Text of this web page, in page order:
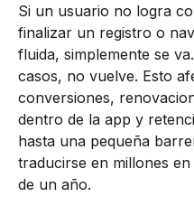
Si un usuario no logra
finalizar un registro o
fluida, simplemente se
casos, no vuelve. Esto
conversiones,
dentro de la app y
hasta una pequeña
traducirse en millones
de un año.